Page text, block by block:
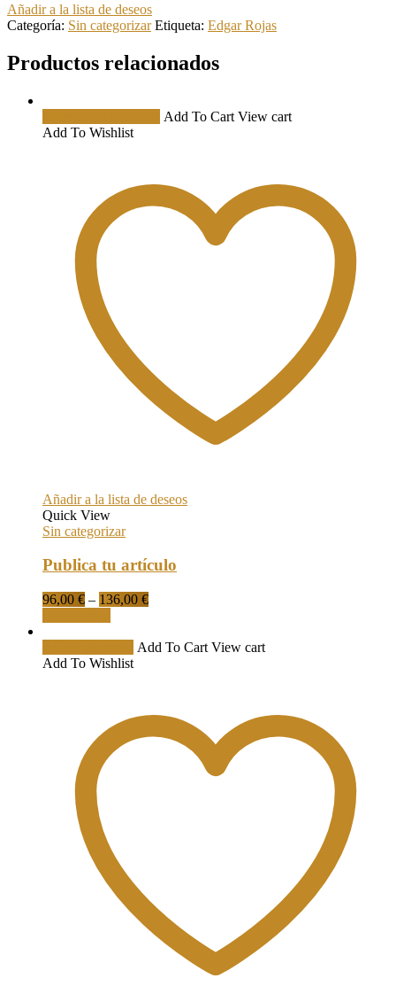
Añadir a la lista de deseos
Categoría: Sin categorizar Etiqueta: Edgar Rojas
Productos relacionados
Este
opciones
Add To Cart View cart
Add To Wishlist
Añadir a la lista de deseos
Quick View
Sin categorizar
Publica tu artículo
96,00 € – 136,00 €
Add To Cart View cart
Add To Wishlist